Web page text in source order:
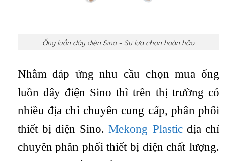
Ống luồn dây điện Sino – Sự lựa chọn hoàn hảo.
Nhằm đáp ứng nhu cầu chọn mua ống
luồn dây điện Sino thì trên thị trường có
nhiều địa chỉ chuyên cung cấp, phân phối
thiết bị điện Sino.Mekong Plasticđịa chỉ
chuyên phân phối thiết bị điện chất lượng.